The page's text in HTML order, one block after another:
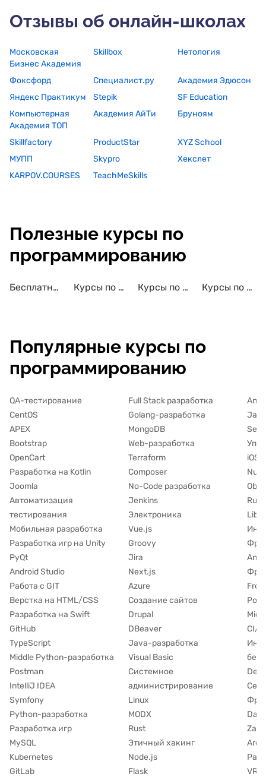
Отзывы об онлайн-школах
Московская
Бизнес Академия
Skillbox Нетология
Фоксфорд Специалист.ру
Академия Эдюсон
Яндекс Практикум
Stepik
SF Education
Компьютерная
Академия ТОП
Академия АйТи Бруноям
Skillfactory ProductStar
XYZ School
МУПП
Skypro
Хекслет
KARPOV.COURSES
TeachMeSkills
Полезные курсы по
программированию
Бесплатные курсы по программированию Курсы по программированию с трудоустройством Курсы по программированию с сертификатом Курсы по программированию для детей
Популярные курсы по
программированию
QA-тестирование
CentOS
APEX
Bootstrap
OpenCart
Разработка на Kotlin
Joomla
Автоматизация
тестирования
Мобильная разработка
Разработка игр на Unity
PyQt
Android Studio
Работа с GIT
Верстка на HTML/CSS
Разработка на Swift
GitHub
TypeScript
Middle Python-разработка
Postman
IntelliJ IDEA
Symfony
Python-разработка
Разработка игр
MySQL
Kubernetes
GitLab
Full Stack разработка
Golang-разработка
MongoDB
Web-разработка
Terraform
Composer
No-Code разработка
Jenkins
Электроника
Vue.js
Groovy
Jira
Next.js
Azure
Создание сайтов
Drupal
DBeaver
Java-разработка
Visual Basic
Системное
администрирование
Linux
MODX
Rust
Этичный хакинг
Node.js
Flask
iOS-
Ruby
CI/
Dart
VR/